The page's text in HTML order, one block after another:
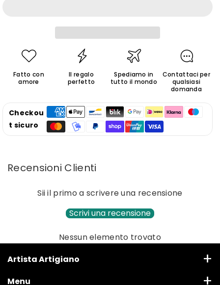
Piatto
Dessert
Fatto con
amore
Il regalo
perfetto
Spediamo in
tutto il mondo
Contattaci per
qualsiasi
domanda
Checkou
t sicuro
Recensioni Clienti
Sii il primo a scrivere una recensione
Scrivi una recensione
Nessun elemento trovato
Artista Artigiano
Menu